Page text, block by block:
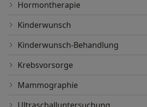
Hormontherapie
Kinderwunsch
Kinderwunsch-Behandlung
Krebsvorsorge
Mammographie